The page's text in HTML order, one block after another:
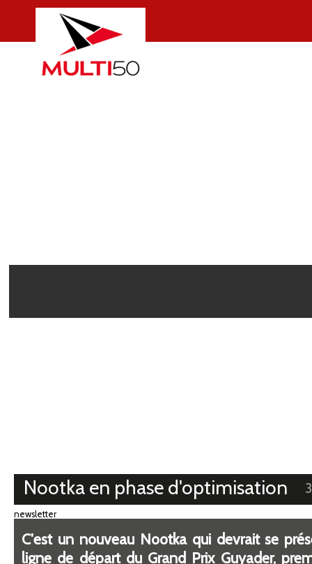
Nootka en phase d'optimisation
newsletter
C'est un nouveau Nootka qui devrait se
ligne de départ du Grand Prix Guyader,